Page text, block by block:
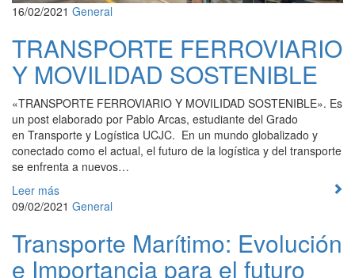
16/02/2021 General
TRANSPORTE FERROVIARIO
Y MOVILIDAD SOSTENIBLE
«TRANSPORTE FERROVIARIO Y MOVILIDAD SOSTENIBLE». Es
un post elaborado por Pablo Arcas, estudiante del Grado
en Transporte y Logística UCJC. En un mundo globalizado y
conectado como el actual, el futuro de la logística y del transporte
se enfrenta a nuevos…
Leer más
09/02/2021 General
Transporte Marítimo: Evolución
e Importancia para el futuro